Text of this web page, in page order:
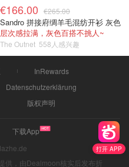
打开 APP
€166.00 €265.00
Sandro 拼接府绸羊毛混纺开衫 灰色
层次感拉满，灰色百搭不挑人~
The Outnet 558人感兴趣
InRewards
Datenschutzerklärung
版权声明
下载App
供，由Dealmoon核实后发布折